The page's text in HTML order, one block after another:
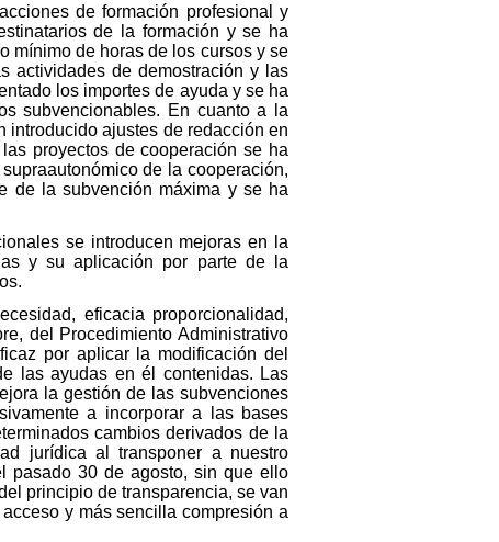
de formación profesional y
de la formación y se ha
mínimo de horas de los cursos y se
actividades de demostración y las
los importes de ayuda y se ha
subvencionables. En cuanto a la
introducido ajustes de redacción en
proyectos de cooperación se ha
de la cooperación,
de la subvención máxima y se ha
se introducen mejoras en la
y su aplicación por parte de la
eficacia proporcionalidad,
del Procedimiento Administrativo
por aplicar la modificación del
las ayudas en él contenidas. Las
la gestión de las subvenciones
a incorporar a las bases
cambios derivados de la
jurídica al transponer a nuestro
pasado 30 de agosto, sin que ello
principio de transparencia, se van
y más sencilla compresión a